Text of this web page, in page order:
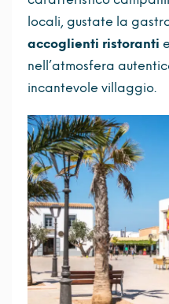
locali, gustate la
accoglienti ristoranti
nell’atmosfera
incantevole villaggio.